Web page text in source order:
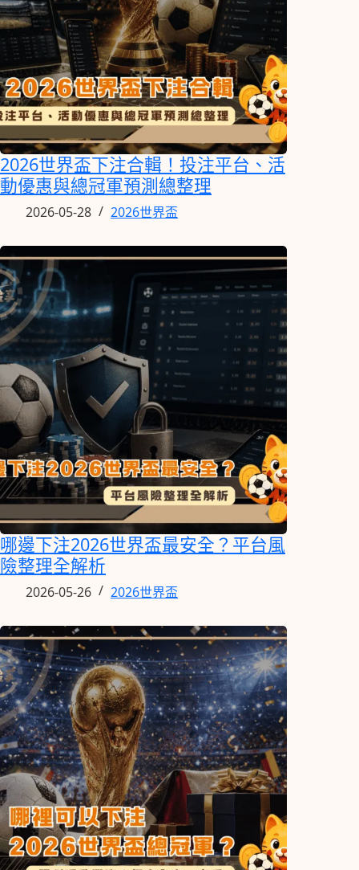
2026世界盃下注合輯！投注平台、活
動優惠與總冠軍預測總整理
2026-05-28 2026世界盃
哪邊下注2026世界盃最安全？平台風
險整理全解析
2026-05-26 2026世界盃